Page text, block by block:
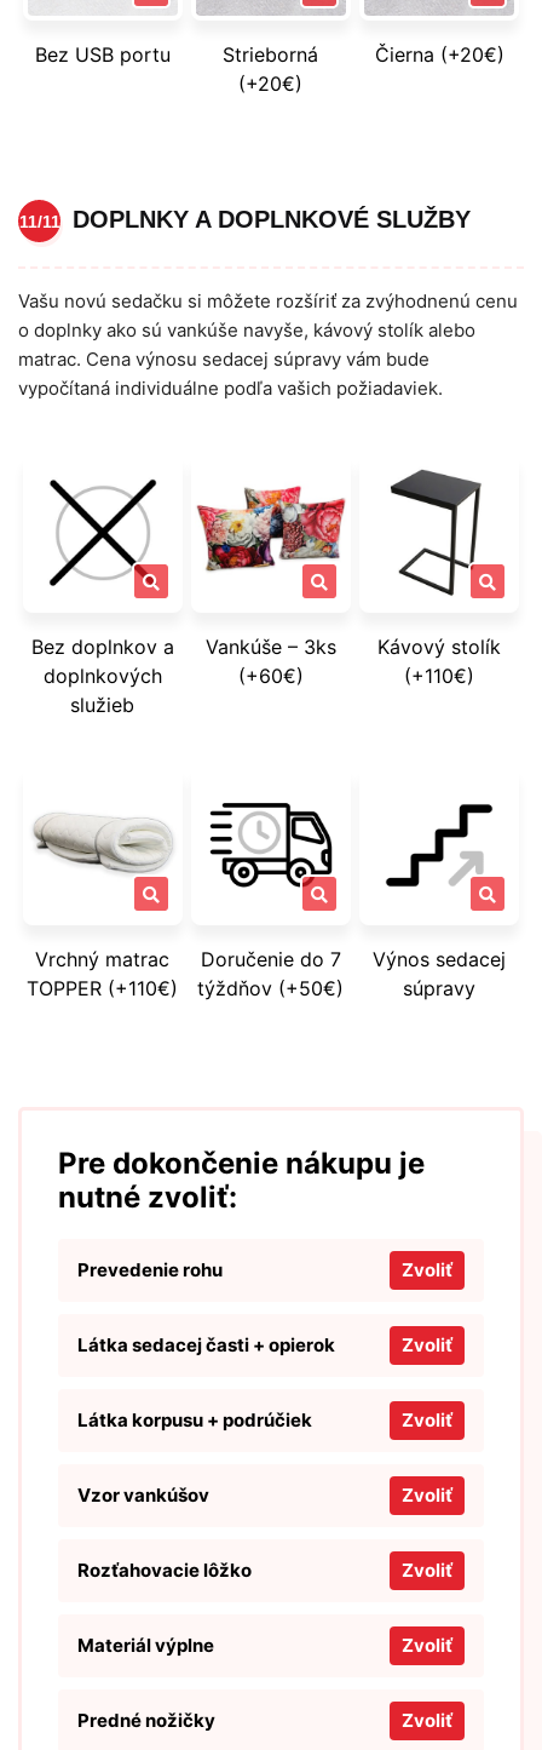
Bez USB portu
Strieborná
(+20€)
Čierna (+20€)
11/11 DOPLNKY A DOPLNKOVÉ SLUŽBY
Vašu novú sedačku si môžete rozšíriť za zvýhodnenú cenu
o doplnky ako sú vankúše navyše, kávový stolík alebo
matrac. Cena výnosu sedacej súpravy vám bude
vypočítaná individuálne podľa vašich požiadaviek.
Bez doplnkov a
doplnkových
služieb
Vankúše – 3ks
(+60€)
Kávový stolík
(+110€)
Vrchný matrac
TOPPER (+110€)
Doručenie do 7
týždňov (+50€)
Výnos sedacej
súpravy
Pre dokončenie nákupu je
nutné zvoliť:
Prevedenie rohu Zvoliť
Látka sedacej časti + opierok Zvoliť
Látka korpusu + podrúčiek Zvoliť
Vzor vankúšov Zvoliť
Rozťahovacie lôžko Zvoliť
Materiál výplne Zvoliť
Predné nožičky Zvoliť